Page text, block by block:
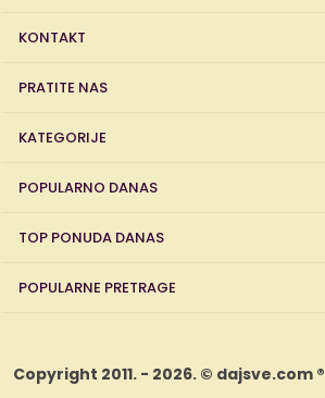
KONTAKT
PRATITE NAS
KATEGORIJE
POPULARNO DANAS
TOP PONUDA DANAS
POPULARNE PRETRAGE
Copyright 2011. - 2026. © dajsve.com ®